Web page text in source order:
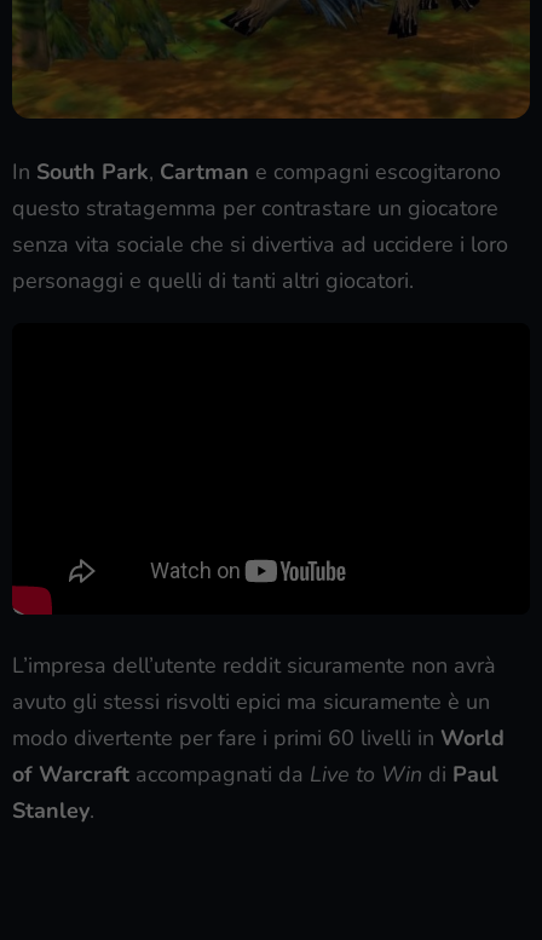
In South Park, Cartman e compagni escogitarono
questo stratagemma per contrastare un giocatore
senza vita sociale che si divertiva ad uccidere i loro
personaggi e quelli di tanti altri giocatori.
L’impresa dell’utente reddit sicuramente non avrà
avuto gli stessi risvolti epici ma sicuramente è un
modo divertente per fare i primi 60 livelli in World
of Warcraft accompagnati da Live to Win di Paul
Stanley.